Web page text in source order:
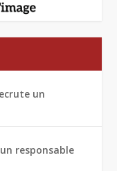
un
responsable